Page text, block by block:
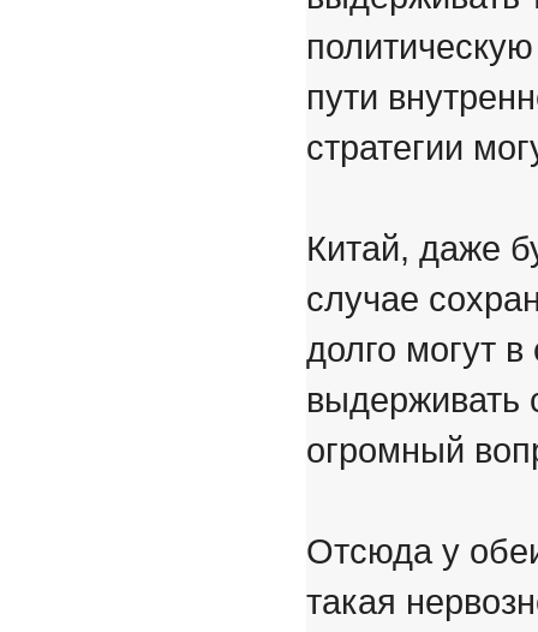
пути
стратегии
Китай, даже
случае
долго могут
выдерживать
огромный
Отсюда у
такая